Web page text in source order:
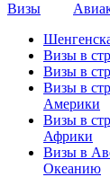
Визы
Визы в
Визы в
Визы в
Америки
Визы в
Африки
Визы в
Океанию